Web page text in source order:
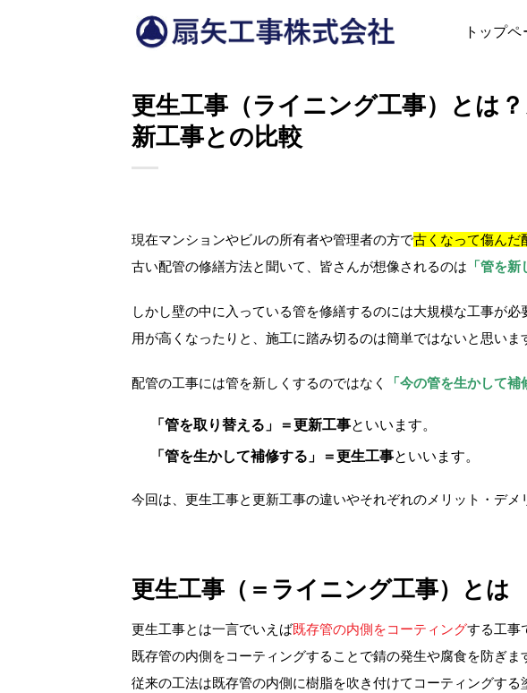
トップペ
更生工事（ライニング工事）とは
新工事との比較
現在マンションやビルの所有者や管理者の方で古くなって傷んだ
古い配管の修繕方法と聞いて、皆さんが想像されるのは 「管を新
しかし壁の中に入っている管を修繕するのには大規模な工事が
用が高くなったりと、施工に踏み切るのは簡単ではないと思いま
配管の工事には管を新しくするのではなく 「今の管を生かして補
「管を取り替える」＝更新工事といいます。
「管を生かして補修する」＝更生工事といいます。
今回は、更生工事と更新工事の違いやそれぞれのメリット・デメ
更生工事（＝ライニング工事）とは
更生工事とは一言でいえば既存管の内側をコーティングする工事
既存管の内側をコーティングすることで錆の発生や腐食を防ぎま
従来の工法は既存管の内側に樹脂を吹き付けてコーティングす